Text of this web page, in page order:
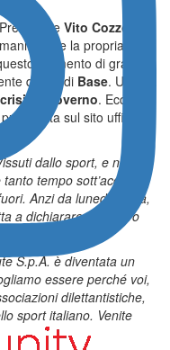
Vito Cozzoli
la propria
momento di grave
quello di Base. Una
crisi di Governo. Ecco
sul sito ufficiale
dallo sport, e non
tempo sott’acqua.
Anzi da lunedì l’Italia,
a dichiarare un nuovo
S.p.A. è diventata un
essere perché voi,
dilettantistiche,
sport italiano. Venite